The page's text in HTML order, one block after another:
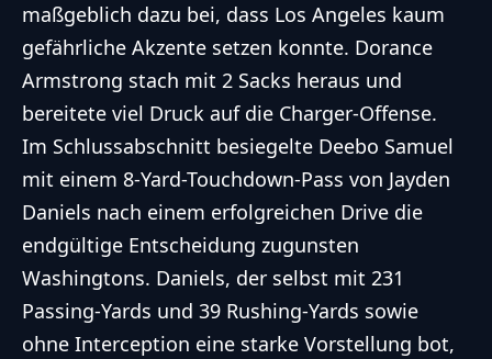
maßgeblich dazu bei, dass Los Angeles kaum
gefährliche Akzente setzen konnte. Dorance
Armstrong stach mit 2 Sacks heraus und
bereitete viel Druck auf die Charger-Offense.
Im Schlussabschnitt besiegelte Deebo Samuel
mit einem 8-Yard-Touchdown-Pass von Jayden
Daniels nach einem erfolgreichen Drive die
endgültige Entscheidung zugunsten
Washingtons. Daniels, der selbst mit 231
Passing-Yards und 39 Rushing-Yards sowie
ohne Interception eine starke Vorstellung bot,